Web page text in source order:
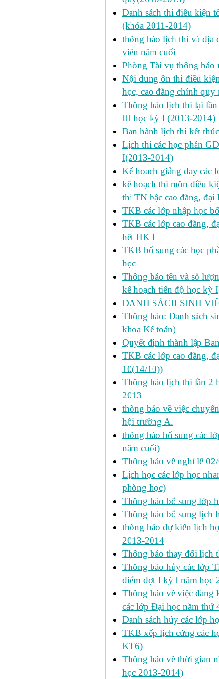
Danh sách thi điều kiện
(khóa 2011-2014)
thông báo lịch thi và địa
viên năm cuối
Phòng Tài vụ thông báo
Nội dung ôn thi điều
học, cao đẳng chính quy
Thông báo lịch thi lại
III học kỳ I (2013-2014)
Ban hành lịch thi kết
Lịch thi các học phần
I(2013-2014)
Kế hoạch giảng dạy các
kế hoạch thi môn điều
thi TN bậc cao đẳng, đại
TKB các lớp nhập học
TKB các lớp cao đẳng,
hết HK I
TKB bổ sung các học
học
Thông báo tên và số
kế hoạch tiến độ học kỳ
DANH SÁCH SINH
Thông báo: Danh sách
khoa Kế toán)
Quyết định thành lập
TKB các lớp cao đẳng,
10(14/10))
Thông báo lịch thi lần 2
2013
thông báo về việc
hội trường A.
thông báo bổ sung các
năm cuối)
Thông báo về nghỉ lễ
Lịch học các lớp học
phòng học)
Thông báo bổ sung lớp
Thông báo bổ sung
thông báo dự kiến lịch
2013-2014
Thông báo thay đổi lịch
Thông báo hủy các lớp
điểm đợt I kỳ I năm học
Thông báo về việc đăng
các lớp Đại học năm thứ
Danh sách hủy các lớp
TKB xếp lịch cứng các
KT6)
Thông báo về thời gian
học 2013-2014)